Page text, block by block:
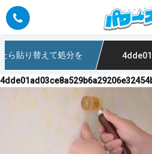
ら貼り替えて処分を